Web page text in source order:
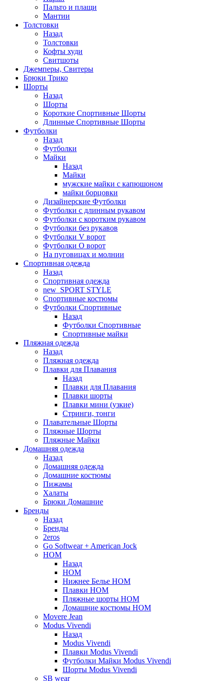
Пальто и плащи
Мантии
Толстовки
Назад
Толстовки
Кофты худи
Свитшоты
Джемперы, Свитеры
Брюки Трико
Шорты
Назад
Шорты
Короткие Спортивные Шорты
Длинные Спортивные Шорты
Футболки
Назад
Футболки
Майки
Назад
Майки
мужские майки с капюшоном
майки борцовки
Дизайнерские Футболки
Футболки с длинным рукавом
Футболки с коротким рукавом
Футболки без рукавов
Футболки V ворот
Футболки O ворот
На пуговицах и молнии
Спортивная одежда
Назад
Спортивная одежда
new_SPORT STYLE
Спортивные костюмы
Футболки Спортивные
Назад
Футболки Спортивные
Спортивные майки
Пляжная одежда
Назад
Пляжная одежда
Плавки для Плавания
Назад
Плавки для Плавания
Плавки шорты
Плавки мини (узкие)
Стринги, тонги
Плавательные Шорты
Пляжные Шорты
Пляжные Майки
Домашняя одежда
Назад
Домашняя одежда
Домашние костюмы
Пижамы
Халаты
Брюки Домашние
Бренды
Назад
Бренды
2eros
Go Softwear + American Jock
HOM
Назад
HOM
Нижнее Белье HOM
Плавки HOM
Пляжные шорты HOM
Домашние костюмы HOM
Movere Jean
Modus Vivendi
Назад
Modus Vivendi
Плавки Modus Vivendi
Футболки Майки Modus Vivendi
Шорты Modus Vivendi
SB wear